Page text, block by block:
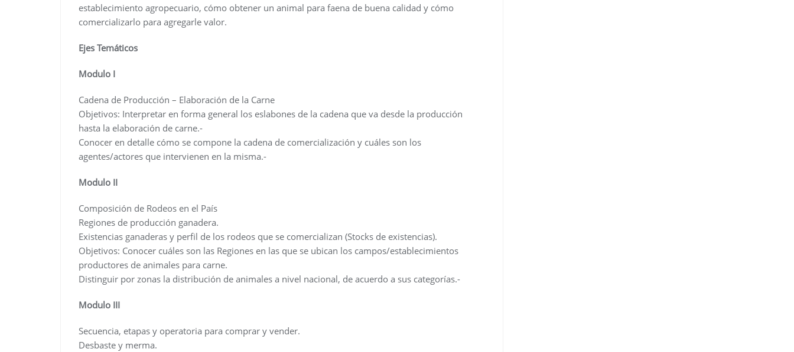
establecimiento agropecuario, cómo obtener un animal para faena de buena calidad y cómo
comercializarlo para agregarle valor.
Ejes Temáticos
Modulo I
Cadena de Producción – Elaboración de la Carne
Objetivos: Interpretar en forma general los eslabones de la cadena que va desde la producción
hasta la elaboración de carne.-
Conocer en detalle cómo se compone la cadena de comercialización y cuáles son los
agentes/actores que intervienen en la misma.-
Modulo II
Composición de Rodeos en el País
Regiones de producción ganadera.
Existencias ganaderas y perfil de los rodeos que se comercializan (Stocks de existencias).
Objetivos: Conocer cuáles son las Regiones en las que se ubican los campos/establecimientos
productores de animales para carne.
Distinguir por zonas la distribución de animales a nivel nacional, de acuerdo a sus categorías.-
Modulo III
Secuencia, etapas y operatoria para comprar y vender.
Desbaste y merma.